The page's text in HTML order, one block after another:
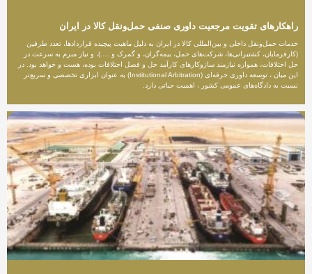
راهکارهای تقویت مرجعیت داوری صنفی حمل‌ونقل کالا در ایران
خدمات حمل‌ونقل داخلی و بین‌المللی کالا در ایران به دلیل ماهیت پیچیده قراردادها، تعدد طرفین
(کارفرمایان، کشتیرانی‌ها، شرکت‌های حمل، بیمه‌گران، و گمرک و ….)، و نیاز مبرم به سرعت در
حل اختلافات، همواره نیازمند سازوکارهای کارآمد حل و فصل اختلافات بوده، هست و خواهد بود. در
این میان ، توسعه داوری حرفه‌ای (Institutional Arbitration) به عنوان ابزاری تخصصی و سریع‌تر
نسبت به دادگاه‌های عمومی کشور ، اهمیت حیاتی دارد.